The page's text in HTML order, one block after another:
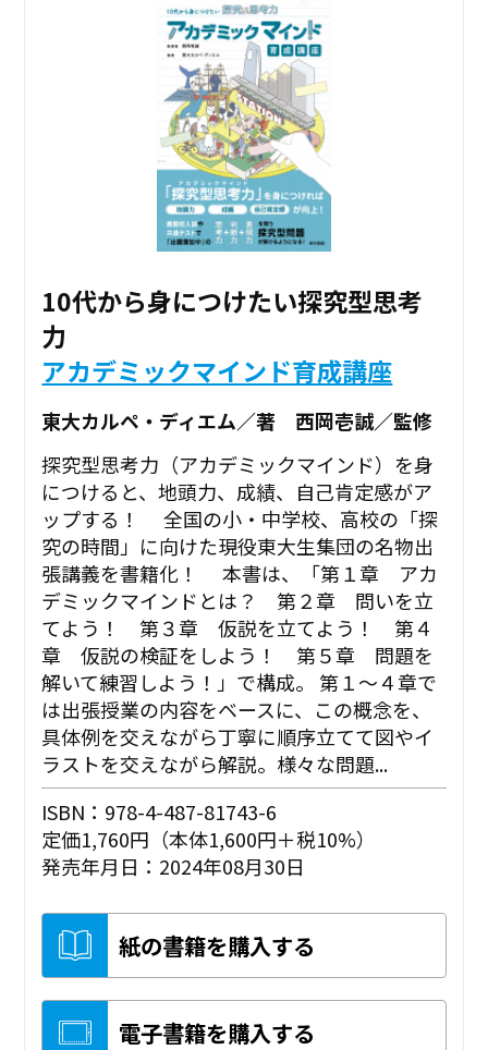
10代から身につけたい探究型思考
力
アカデミックマインド育成講座
東大カルペ・ディエム／著 西岡壱誠／監修
探究型思考力（アカデミックマインド）を身
につけると、地頭力、成績、自己肯定感がア
ップする！ 全国の小・中学校、高校の「探
究の時間」に向けた現役東大生集団の名物出
張講義を書籍化！ 本書は、「第１章 アカ
デミックマインドとは？ 第２章 問いを立
てよう！ 第３章 仮説を立てよう！ 第４
章 仮説の検証をしよう！ 第５章 問題を
解いて練習しよう！」で構成。 第１～４章で
は出張授業の内容をベースに、この概念を、
具体例を交えながら丁寧に順序立てて図やイ
ラストを交えながら解説。様々な問題...
ISBN：978-4-487-81743-6
定価1,760円（本体1,600円＋税10%）
発売年月日：2024年08月30日
紙の書籍を購入する
電子書籍を購入する